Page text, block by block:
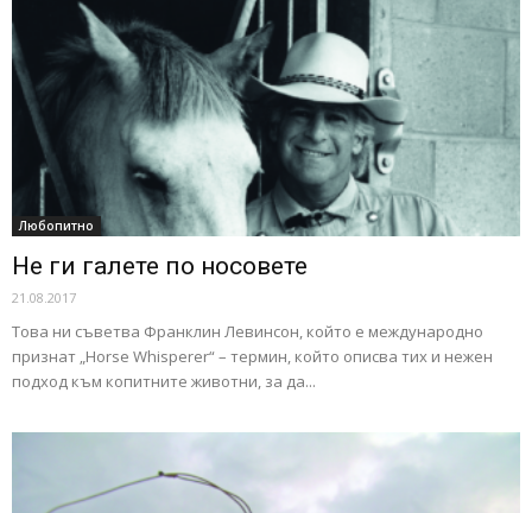
Любопитно
Не ги галете по носовете
21.08.2017
Това ни съветва Франклин Левинсон, който е международно
признат „Horse Whisperer“ – термин, който описва тих и нежен
подход към копитните животни, за да...